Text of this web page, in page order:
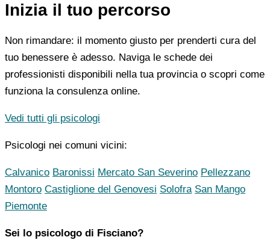
Inizia il tuo percorso
Non rimandare: il momento giusto per prenderti cura del
tuo benessere è adesso. Naviga le schede dei
professionisti disponibili nella tua provincia o scopri come
funziona la consulenza online.
Vedi tutti gli psicologi
Psicologi nei comuni vicini:
Calvanico Baronissi Mercato San Severino Pellezzano
Montoro Castiglione del Genovesi Solofra San Mango
Piemonte
Sei lo psicologo di Fisciano?